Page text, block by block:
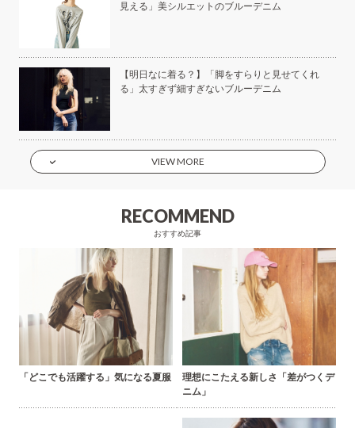
見える」美シルエットのブルーデニム
【明日なに着る？】「脚をすらりと見せてくれ
る」太すぎず細すぎないブルーデニム
VIEW MORE
RECOMMEND
おすすめ記事
「どこでも活躍する」気になる夏服
理想にこたえる新しさ「差がつくデ
ニム」